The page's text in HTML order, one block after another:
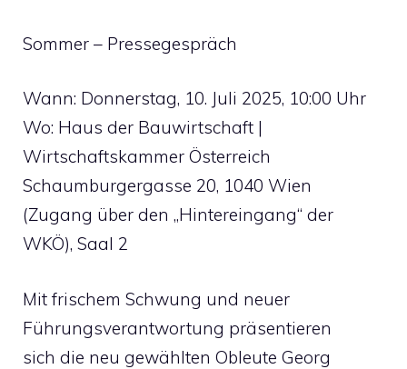
Sommer – Pressegespräch
Wann: Donnerstag, 10. Juli 2025, 10:00 Uhr
Wo: Haus der Bauwirtschaft |
Wirtschaftskammer Österreich
Schaumburgergasse 20, 1040 Wien
(Zugang über den „Hintereingang“ der
WKÖ), Saal 2
Mit frischem Schwung und neuer
Führungsverantwortung präsentieren
sich die neu gewählten Obleute Georg